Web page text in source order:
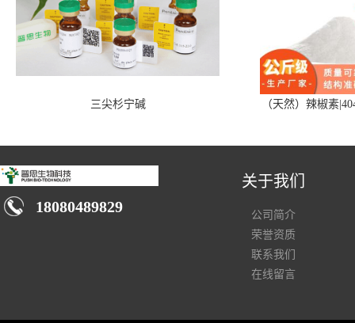
三尖杉宁碱 （天然）辣椒素
18080489829
关于我们
公司简介
荣誉资质
联系我们
在线留言